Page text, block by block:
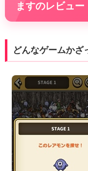
ますのレビュー
どんなゲームかざ